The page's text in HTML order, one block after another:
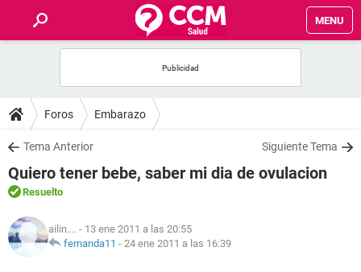
MENU
FOROS
SALUD
FAMILIA
NUTRICIÓN
Foros Embarazo
Tema Anterior Siguiente Tema
Quiero tener bebe, saber mi dia de ovulacion
Resuelto
ailin.... - 13 ene 2011 a las 20:55
fernanda11 - 24 ene 2011 a las 16:39